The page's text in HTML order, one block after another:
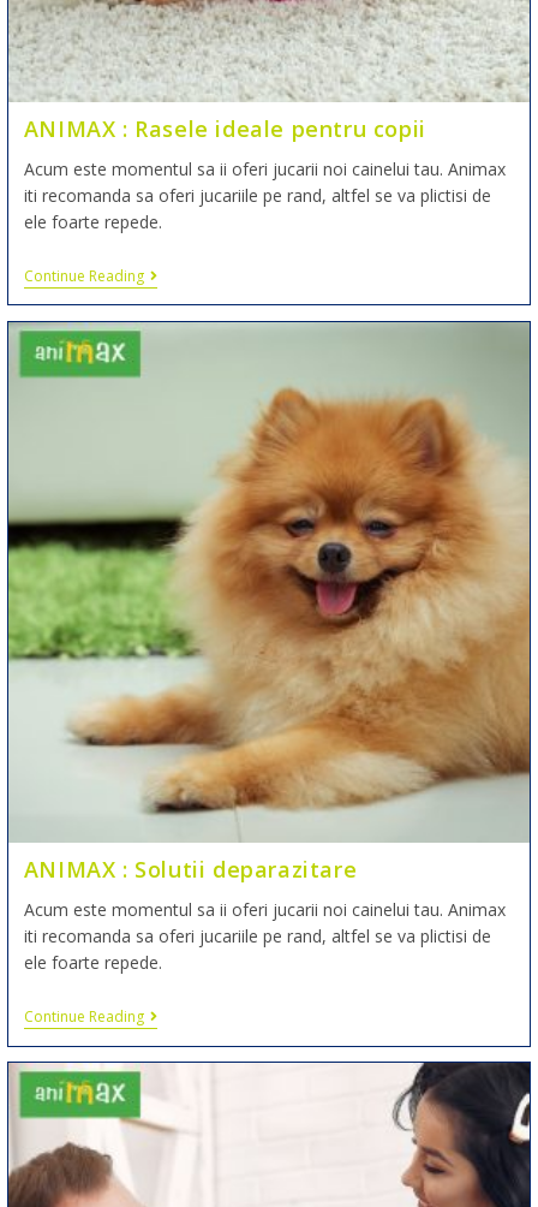
ANIMAX : Rasele ideale pentru copii
Acum este momentul sa ii oferi jucarii noi cainelui tau. Animax
iti recomanda sa oferi jucariile pe rand, altfel se va plictisi de
ele foarte repede.
Continue Reading
ANIMAX : Solutii deparazitare
Acum este momentul sa ii oferi jucarii noi cainelui tau. Animax
iti recomanda sa oferi jucariile pe rand, altfel se va plictisi de
ele foarte repede.
Continue Reading